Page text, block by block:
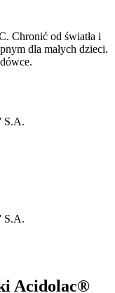
Chronić od światła i
dla małych dzieci.
S.A.
S.A.
Acidolac®